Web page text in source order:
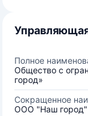
Полное
Общество с
город»
Сокращенное
ООО "Наш город"